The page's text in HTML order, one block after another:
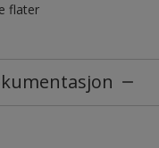
flater